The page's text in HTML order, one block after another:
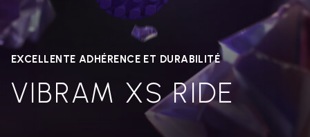
EXCELLENTE ADHÉRENCE ET DURABILITÉ
VIBRAM XS RIDE